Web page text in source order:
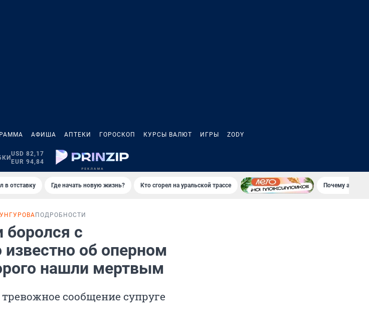
АФИША АПТЕКИ ГОРОСКОП КУРСЫ ВАЛЮТ ИГРЫ ZODY
USD 82,17
EUR 94,84
в отставку Где начать новую жизнь? Кто сгорел на уральской трассе Почему атаки
ПОДРОБНОСТИ
боролся с
об оперном
нашли мертвым
сообщение супруге